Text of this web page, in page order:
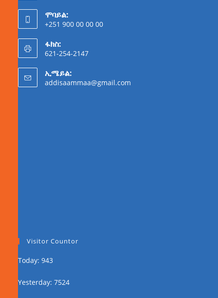
ሞባይል:
+251 900 00 00 00
ፋክስ:
621-254-2147
ኢሜይል:
addisaammaa@gmail.com
Visitor Countor
Today: 943
Yesterday: 7524